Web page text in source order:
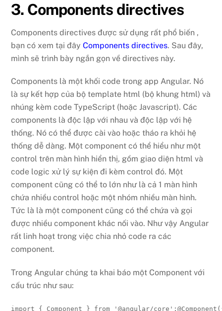
3. Components directives
Components directives được sử dụng rất phổ biến ,
bạn có xem tại đâyComponents directives. Sau đây,
mình sẽ trình bày ngắn gọn về directives này.
Components là một khối code trong app Angular. Nó
là sự kết hợp của bộ template html (bộ khung html) và
nhúng kèm code TypeScript (hoặc Javascript). Các
components là độc lập với nhau và độc lập với hệ
thống. Nó có thể được cài vào hoặc tháo ra khỏi hệ
thống dễ dàng. Một component có thể hiểu như một
control trên màn hình hiển thị, gồm giao diện html và
code logic xử lý sự kiện đi kèm control đó. Một
component cũng có thể to lớn như là cả 1 màn hình
chứa nhiều control hoặc một nhóm nhiều màn hình.
Tức là là một component cũng có thể chứa và gọi
được nhiều component khác nối vào. Như vậy Angular
rất linh hoạt trong việc chia nhỏ code ra các
component.
Trong Angular chúng ta khai báo một Component với
cấu trúc như sau:
import { Component } from '@angular/core' ;@Component (